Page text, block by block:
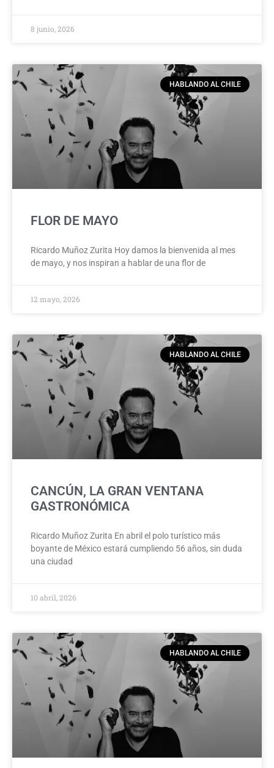
8 junio, 2026
HABLANDO AL CHILE
FLOR DE MAYO
Ricardo Muñoz Zurita Hoy damos la bienvenida al mes
de mayo, y nos inspiran a hablar de una flor de
12 mayo, 2026
HABLANDO AL CHILE
CANCÚN, LA GRAN VENTANA
GASTRONÓMICA
Ricardo Muñoz Zurita En abril el polo turístico más
boyante de México estará cumpliendo 56 años, sin duda
una ciudad
10 abril, 2026
HABLANDO AL CHILE